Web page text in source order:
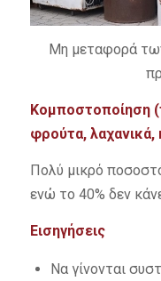
Mη μεταφορά
Κομποστοποίηση
φρούτα, λαχανικά,
Πολύ μικρό
ενώ το 40% δεν
Εισηγήσεις
Να γίνονται